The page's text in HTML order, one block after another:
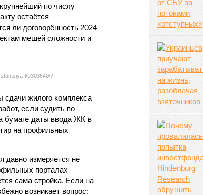
по числу
остаётся
ли договорённость 2024
мешей сложности и
l/9303640/?
сдачи жилого комплекса
если судить по
бумаге даты ввода ЖК в
на профильных
давно измеряется не
порталах
сама стройка. Если на
возникает вопрос: